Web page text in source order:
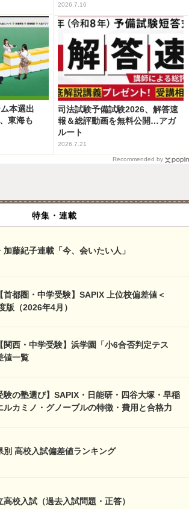
2026.7.16
本選出
東海も
司法試験予備試験2026、解答速
報＆総評動画を無料公開…アガ
ルート
2026.7.21
Recommended by
特集・連載
加藤紀子連載「今、会いたい人」
首都圏・中学受験】SAPIX 上位校偏差値＜
版（2026年4月）
関西・中学受験】浜学園「小6合否判定テス
値一覧
験の塾選び】SAPIX・日能研・四谷大塚・早稲
ルカミノ・グノーブルの特徴・費用と合格力
別 高校入試偏差値ランキング
高校入試（過去入試問題・正答）